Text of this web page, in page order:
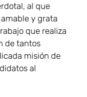
al que
y grata
que realiza
de tantos
misión de
al